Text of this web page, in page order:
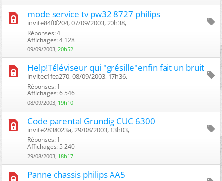
mode service tv pw32 8727 philips
invite84f0f204, 07/09/2003, 20h38, ‎
Réponses: 4
Affichages: 4 128
09/09/2003, 20h52
Help!Téléviseur qui "grésille"enfin fait un bruit
invitec1fea270, 08/09/2003, 17h36, ‎
Réponses: 1
Affichages: 6 546
08/09/2003, 19h10
Code parental Grundig CUC 6300
invite2838023a, 29/08/2003, 13h03, ‎
Réponses: 1
Affichages: 5 240
29/08/2003, 18h17
Panne chassis philips AA5